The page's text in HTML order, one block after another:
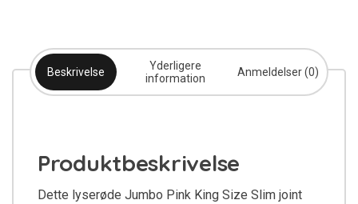
Beskrivelse
Yderligere
information
Anmeldelser (0)
Produktbeskrivelse
Dette lyserøde Jumbo Pink King Size Slim joint